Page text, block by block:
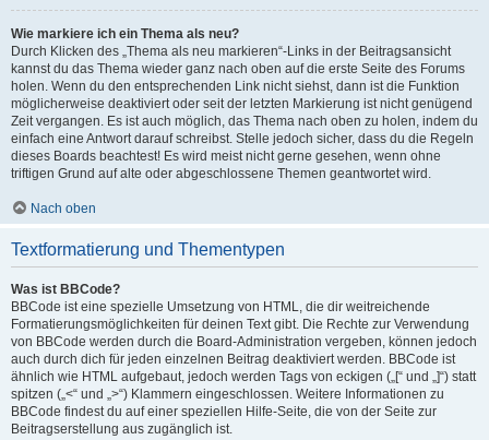
Wie markiere ich ein Thema als neu?
Durch Klicken des „Thema als neu markieren“-Links in der Beitragsansicht
kannst du das Thema wieder ganz nach oben auf die erste Seite des Forums
holen. Wenn du den entsprechenden Link nicht siehst, dann ist die Funktion
möglicherweise deaktiviert oder seit der letzten Markierung ist nicht genügend
Zeit vergangen. Es ist auch möglich, das Thema nach oben zu holen, indem du
einfach eine Antwort darauf schreibst. Stelle jedoch sicher, dass du die Regeln
dieses Boards beachtest! Es wird meist nicht gerne gesehen, wenn ohne
triftigen Grund auf alte oder abgeschlossene Themen geantwortet wird.
Nach oben
Textformatierung und Thementypen
Was ist BBCode?
BBCode ist eine spezielle Umsetzung von HTML, die dir weitreichende
Formatierungsmöglichkeiten für deinen Text gibt. Die Rechte zur Verwendung
von BBCode werden durch die Board-Administration vergeben, können jedoch
auch durch dich für jeden einzelnen Beitrag deaktiviert werden. BBCode ist
ähnlich wie HTML aufgebaut, jedoch werden Tags von eckigen („[“ und „]“) statt
spitzen („<“ und „>“) Klammern eingeschlossen. Weitere Informationen zu
BBCode findest du auf einer speziellen Hilfe-Seite, die von der Seite zur
Beitragserstellung aus zugänglich ist.